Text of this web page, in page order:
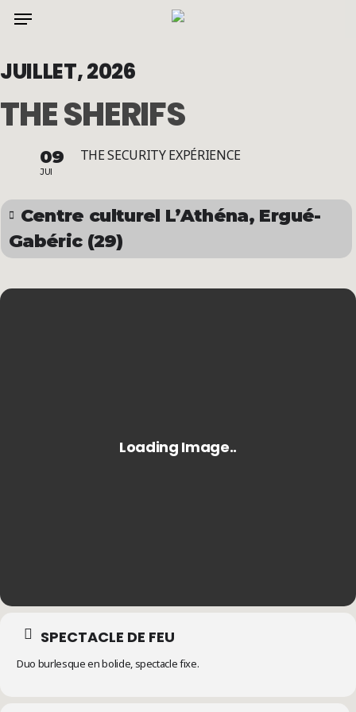
Skip
content
Menu
JUILLET, 2026
THE SHERIFS
09
JUI
THE SECURITY EXPÉRIENCE
Centre culturel L’Athéna, Ergué-
Gabéric (29)
SPECTACLE DE FEU
Duo burlesque en bolide, spectacle fixe.